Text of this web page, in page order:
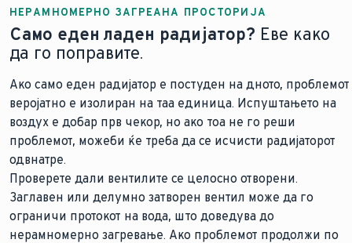
НЕРАМНОМЕРНО ЗАГРЕАНА ПРОСТОРИЈА
Само еден ладен радијатор? Еве како
да го поправите.
Ако само еден радијатор е постуден на дното, проблемот
веројатно е изолиран на таа единица. Испуштањето на
воздух е добар прв чекор, но ако тоа не го реши
проблемот, можеби ќе треба да се исчисти радијаторот
одвнатре.
Проверете дали вентилите се целосно отворени.
Заглавен или делумно затворен вентил може да го
ограничи протокот на вода, што доведува до
нерамномерно загревање. Ако проблемот продолжи по